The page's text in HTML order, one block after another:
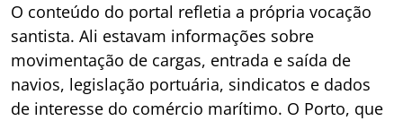
O conteúdo do portal refletia a própria vocação
santista. Ali estavam informações sobre
movimentação de cargas, entrada e saída de
navios, legislação portuária, sindicatos e dados
de interesse do comércio marítimo. O Porto, que